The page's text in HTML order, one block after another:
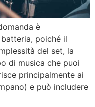
è
poiché il
del set, la
di musica che puoi
principalmente ai
e può includere